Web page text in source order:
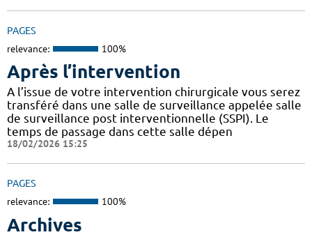
PAGES
relevance: 100%
Après l’intervention
A l’issue de votre intervention chirurgicale vous serez
transféré dans une salle de surveillance appelée salle
de surveillance post interventionnelle (SSPI). Le
temps de passage dans cette salle dépen
18/02/2026 15:25
PAGES
relevance: 100%
Archives